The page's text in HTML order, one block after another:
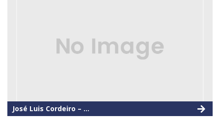
José Luis Cordeiro – ...